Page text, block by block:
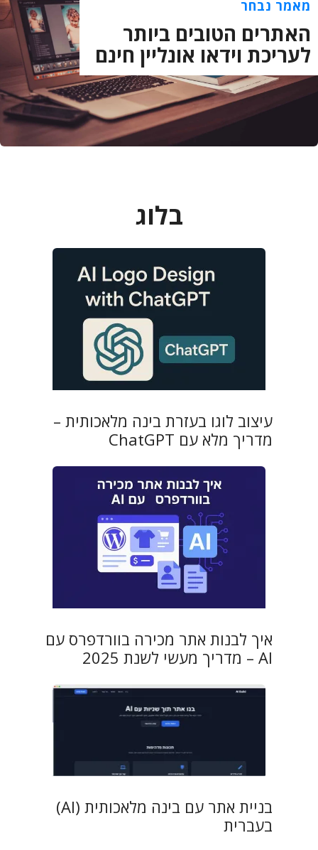
מאמר נבחר
האתרים הטובים ביותר
לעריכת וידאו אונליין חינם
בלוג
עיצוב לוגו בעזרת בינה מלאכותית –
מדריך מלא עם ChatGPT
איך לבנות אתר מכירה בוורדפרס עם
AI – מדריך מעשי לשנת 2025
בניית אתר עם בינה מלאכותית (AI)
בעברית